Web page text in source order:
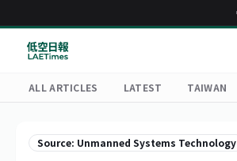
ALL ARTICLES LATEST TAIWAN
Source: Unmanned Systems Technology